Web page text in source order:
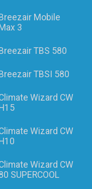
Breezair Mobile
Max 3
Breezair TBS 580
Breezair TBSI 580
Wizard CW
H15
Wizard CW
H10
Wizard CW
SUPERCOOL